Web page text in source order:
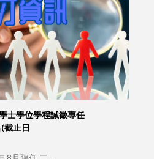
士學位學程誠徵專任
截止日